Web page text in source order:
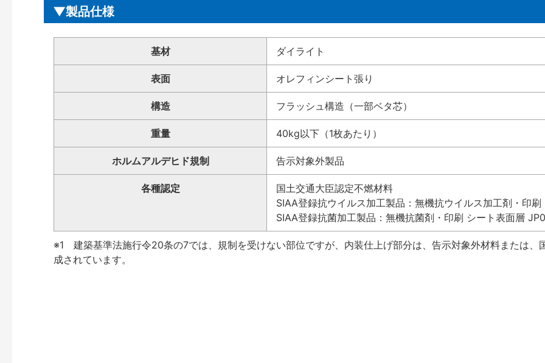
製品仕様
基材 ダイライト
表面 オレフィンシート張り
構造 フラッシュ構造（一部ベタ芯）
重量 40kg以下（1枚あたり）
ホルムアルデヒド規制 告示対象外製品
各種認定
国土交通大臣認定不燃材料
SIAA登録抗ウイルス加工製品：無機抗ウイルス加工剤・印
SIAA登録抗菌加工製品：無機抗菌剤・印刷 シート表面層
※1 建築基準法施行令20条の7では、規制を受けない部位ですが、内装仕上げ部分は、告示対象外材料また
成されています。